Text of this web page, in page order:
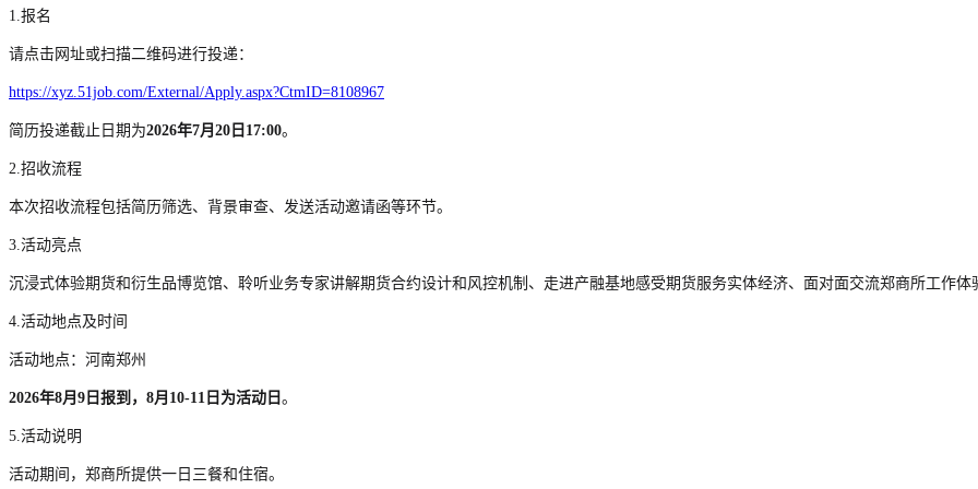
1.报名
请点击网址或扫描二维码进行投递：
https://xyz.51job.com/External/Apply.aspx?CtmID=8108967
简历投递截止日期为2026年7月 20 日 17:00。
2.招收流程
本次招收流程包括简历筛选、背景审查、发送活动邀请函等环节。
3.活动亮点
沉浸式体验期货和衍生品博览馆、聆听业务专家讲解期货合约设计和风控机制、走进产融基地感受期货服务实体经济、面对面交流郑商所工作体
4.活动地点及时间
活动地点：河南郑州
2026年8月 9 日报到， 8月 10-11 日为活动日 。
5.活动说明
活动期间，郑商所提供一日三餐和住宿。